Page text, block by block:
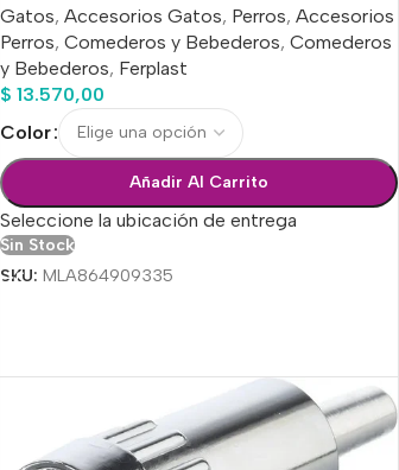
Gatos, Accesorios Gatos, Perros, Accesorios
Perros, Comederos y Bebederos, Comederos
y Bebederos, Ferplast
$ 13.570,00
Color
Añadir Al Carrito
Seleccione la ubicación de entrega
Sin Stock
SKU:MLA864909335